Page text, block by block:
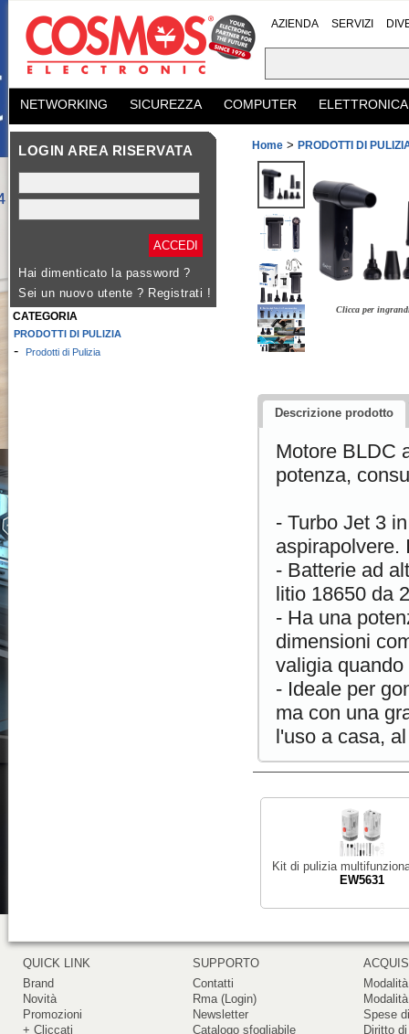
AZIENDA SERVIZI
NETWORKING SICUREZZA COMPUTER ELETTRONICA
LOGIN AREA RISERVATA
Hai dimenticato la password ?
Sei un nuovo utente ? Registrati !
CATEGORIA
PRODOTTI DI PULIZIA
- Prodotti di Pulizia
Home > PRODOTTI DI
Clicca per
Descrizione prodotto
Motore BLDC
potenza,
- Turbo Jet 3
aspirapolvere.
- Batterie ad
litio 18650 da
- Ha una
dimensioni
valigia
- Ideale per
ma con una
l'uso a casa,
Kit di pulizia
EW5631
QUICK LINK
Brand
Novità
Promozioni
+ Cliccati
SUPPORTO
Contatti
Rma (Login)
Newsletter
Catalogo sfogliabile
Spese
Diritto